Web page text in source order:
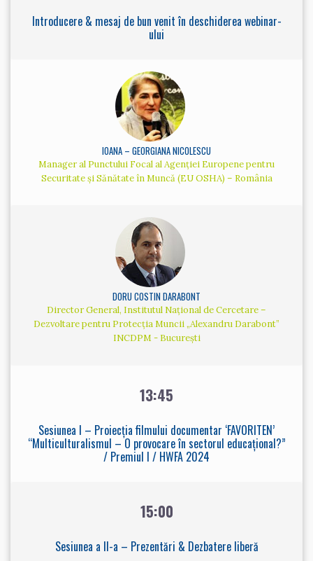
Introducere & mesaj de bun venit în deschiderea webinar-
ului
IOANA – GEORGIANA NICOLESCU
Manager al Punctului Focal al Agenției Europene pentru
Securitate și Sănătate în Muncă (EU OSHA) – România
DORU COSTIN DARABONT
Director General, Institutul Național de Cercetare –
Dezvoltare pentru Protecția Muncii „Alexandru Darabont”
INCDPM - București
13:45
Sesiunea I – Proiecția filmului documentar ‘FAVORITEN’
“Multiculturalismul – O provocare în sectorul educațional?”
/ Premiul I / HWFA 2024
15:00
Sesiunea a II-a – Prezentări & Dezbatere liberă